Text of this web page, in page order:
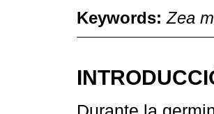
Keywords:Zea